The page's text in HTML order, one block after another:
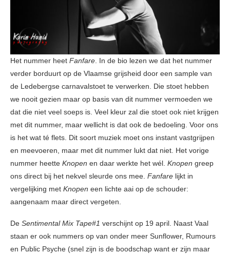
Het nummer heet Fanfare . In de bio lezen we dat het nummer
verder borduurt op de Vlaamse grijsheid door een sample van
de Ledebergse carnavalstoet te verwerken. Die stoet hebben
we nooit gezien maar op basis van dit nummer vermoeden we
dat die niet veel soeps is. Veel kleur zal die stoet ook niet krijgen
met dit nummer, maar wellicht is dat ook de bedoeling. Voor ons
is het wat té flets. Dit soort muziek moet ons instant vastgrijpen
en meevoeren, maar met dit nummer lukt dat niet. Het vorige
nummer heette Knopen en daar werkte het wél. Knopen greep
ons direct bij het nekvel sleurde ons mee. Fanfare lijkt in
vergelijking met Knopen een lichte aai op de schouder:
aangenaam maar direct vergeten.
De Sentimental Mix Tape#1 verschijnt op 19 april. Naast Vaal
staan er ook nummers op van onder meer Sunflower, Rumours
en Public Psyche (snel zijn is de boodschap want er zijn maar